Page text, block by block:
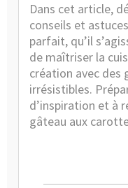
Dans cet article,
conseils et
parfait, qu’il
de maîtriser la
création avec des
irrésistibles.
d’inspiration et à
gâteau aux